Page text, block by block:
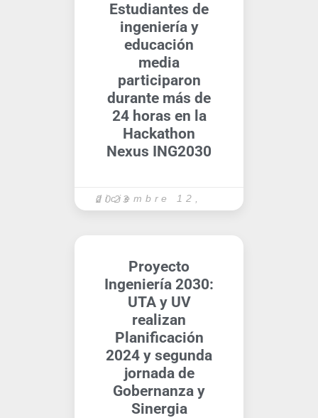
Estudiantes de
ingeniería y
educación
media
participaron
durante más de
24 horas en la
Hackathon
Nexus ING2030
diciembre 12, 2023
Proyecto
Ingeniería 2030:
UTA y UV
realizan
Planificación
2024 y segunda
jornada de
Gobernanza y
Sinergia